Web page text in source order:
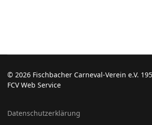
© 2026 Fischbacher Carneval-Verein e.V.
FCV Web Service
Datenschutzerklärung